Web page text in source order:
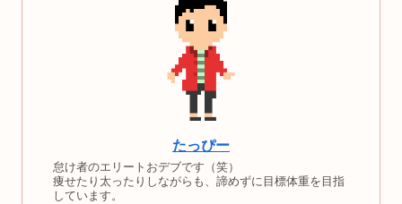
たっぴー
怠け者のエリートおデブです（笑）
痩せたり太ったりしながらも、諦めずに目標体重を目指
しています。